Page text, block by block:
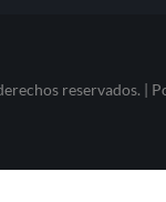
reservados. |